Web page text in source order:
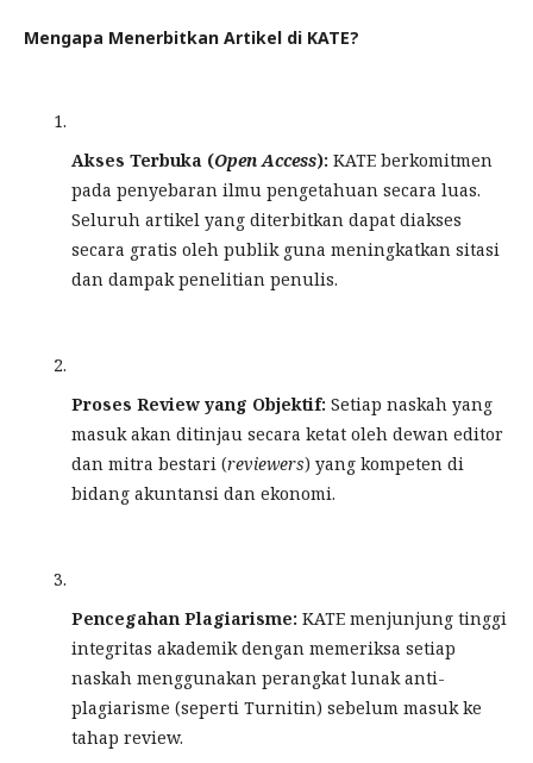
Mengapa Menerbitkan Artikel di KATE?
Akses Terbuka (Open Access): KATE berkomitmen
pada penyebaran ilmu pengetahuan secara luas.
Seluruh artikel yang diterbitkan dapat diakses
secara gratis oleh publik guna meningkatkan sitasi
dan dampak penelitian penulis.
Proses Review yang Objektif: Setiap naskah yang
masuk akan ditinjau secara ketat oleh dewan editor
dan mitra bestari (reviewers) yang kompeten di
bidang akuntansi dan ekonomi.
Pencegahan Plagiarisme: KATE menjunjung tinggi
integritas akademik dengan memeriksa setiap
naskah menggunakan perangkat lunak anti-
plagiarisme (seperti Turnitin) sebelum masuk ke
tahap review.